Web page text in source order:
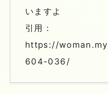
いますよ
引用：
https://
604-036/